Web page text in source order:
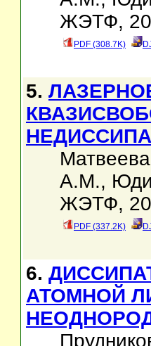
ЖЭТФ,
PDF (308.7K)
5.
А.М.,
ЖЭТФ,
PDF (337.2K)
6.
АТОМНОЙ